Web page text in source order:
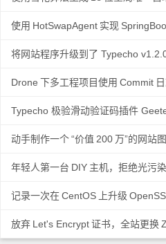
使用 HotSwapAgent 实现
将网站程序升级到了 Typecho
Drone 下多工程项目使用 Commit
Typecho 极验滑动验证码插件
动手制作一个“价值 200万”的网站
年轻人第一台 DIY 主机，拒绝光污染
记录一次在CentOS 上升级
放弃 Let's Encrypt证书，全站更换